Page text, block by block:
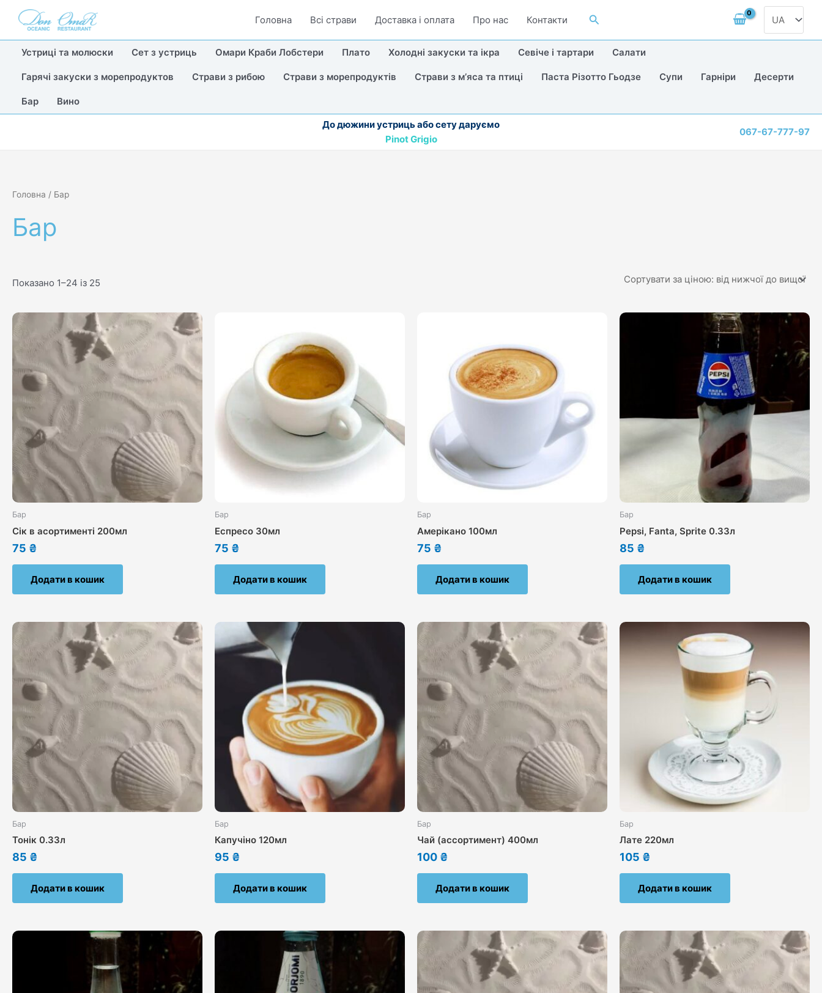
Перейти
Головна Всі страви Доставка i оплата Про нас Контакти Пошук
Вибрати
мову
Устриці та молюски Сет з устриць Омари Краби Лобстери Плато Холодні закуски та ікра Севіче і тартари Салати
Гарячі закуски з морепродуктов Страви з рибою Страви з морепродуктів Страви з мʼяса та птиці Паста Різотто Гьодзе Супи Гарніри Десерти
Бар
Вино
До дюжини устриць або сету даруємо
Pinot Grigio
067-67-777-97
Головна / Бар
Бар
Показано 1–24 із 25
to
high
Бар
Сік в асортименті 200мл
75 ₴
Додати в кошик
Бар
Еспресо 30мл
75 ₴
Додати в кошик
Бар
Амерікано 100мл
75 ₴
Додати в кошик
Бар
Pepsi, Fanta, Sprite 0.33л
85 ₴
Додати в кошик
Бар
Тонік 0.33л
85 ₴
Додати в кошик
Бар
Капучіно 120мл
95 ₴
Додати в кошик
Бар
Чай (ассортимент) 400мл
100 ₴
Додати в кошик
Бар
Лате 220мл
105 ₴
Додати в кошик